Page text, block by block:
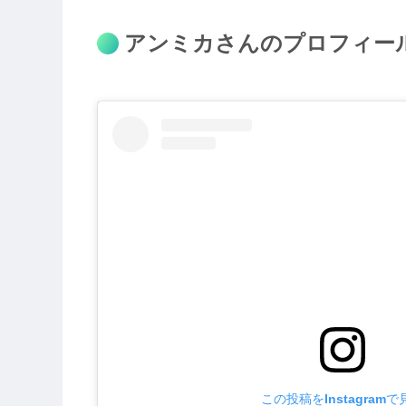
アンミカさんのプロフィー
この投稿をInstagramで